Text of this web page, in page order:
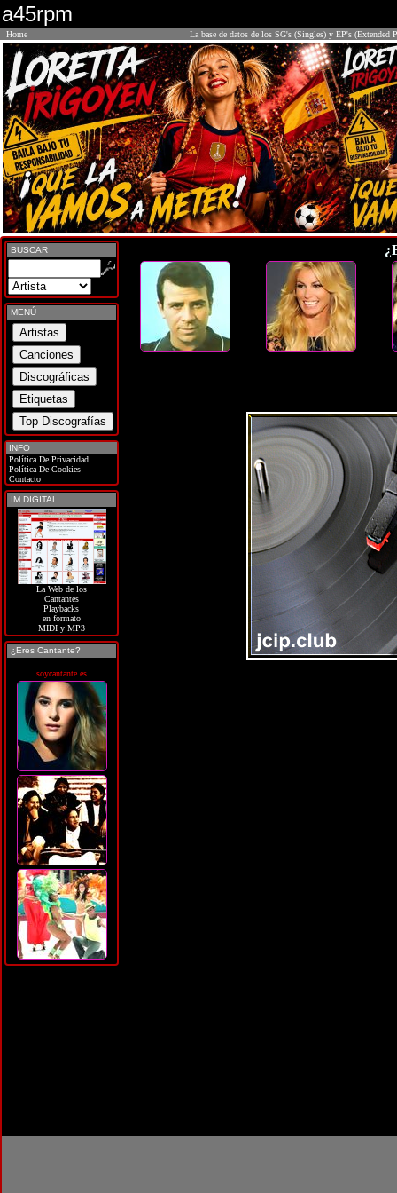
a45rpm
Home La base de datos de los SG's (Singles) y EP's (Extended
BUSCAR
MENÚ
INFO
Política De Privacidad
Política De Cookies
Contacto
IM DIGITAL
La Web de los
Cantantes
Playbacks
en formato
MIDI y MP3
¿Eres Cantante?
soycantante.es